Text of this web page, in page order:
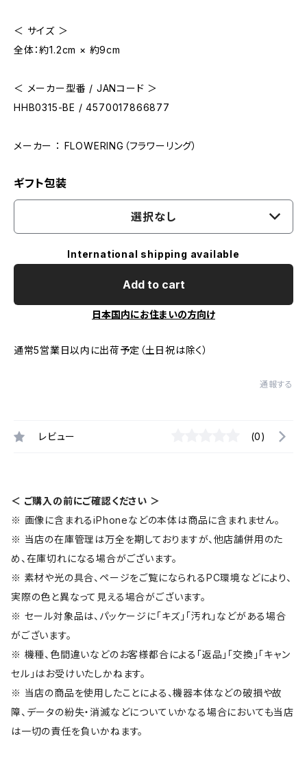
＜ サイズ ＞
全体：約1.2cm × 約9cm
＜ メーカー型番 / JANコード ＞
HHB0315-BE / 4570017866877
メーカー ： FLOWERING（フラワーリング）
ギフト包装
選択なし
International shipping available
Add to cart
日本国内にお住まいの方向け
通常5営業日以内に出荷予定（土日祝は除く）
通報する
レビュー (0)
＜ ご購入の前にご確認ください ＞
※ 画像に含まれるiPhoneなどの本体は商品に含まれません。
※ 当店の在庫管理は万全を期しておりますが、他店舗併用のた
め、在庫切れになる場合がございます。
※ 素材や光の具合、ページをご覧になられるPC環境などにより、
実際の色と異なって見える場合がございます。
※ セール対象品は、パッケージに「キズ」「汚れ」などがある場合
がございます。
※ 機種、色間違いなどのお客様都合による「返品」「交換」「キャン
セル」はお受けいたしかねます。
※ 当店の商品を使用したことによる、機器本体などの破損や故
障、データの紛失・消滅などについていかなる場合においても当店
は一切の責任を負いかねます。